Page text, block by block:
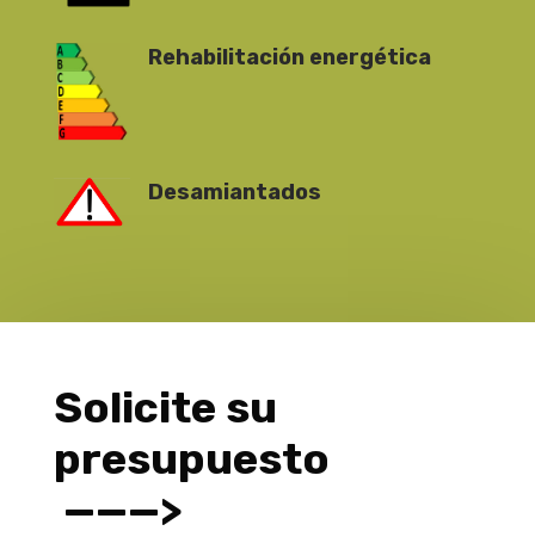
Rehabilitación energética
Desamiantados
Solicite su
presupuesto
———>